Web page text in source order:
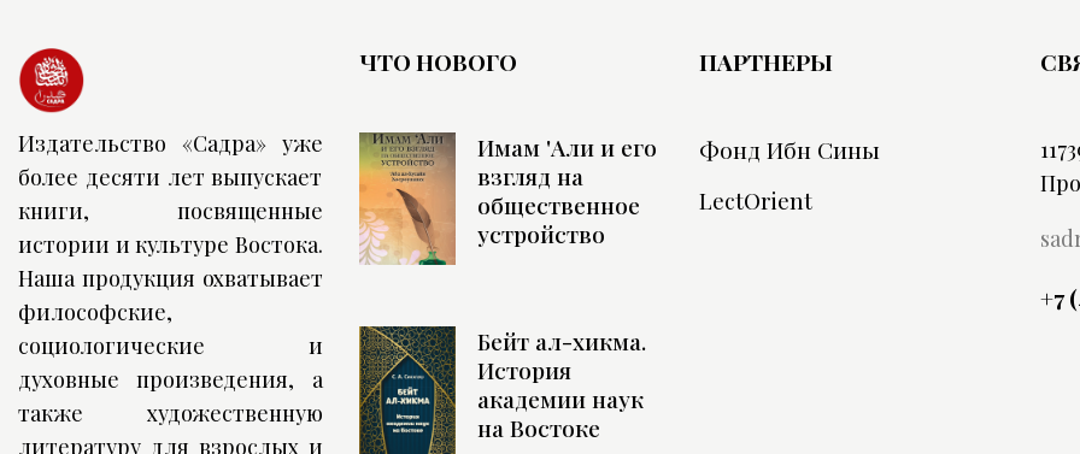
Издательство «Садра» уже
более десяти лет выпускает
книги, посвященные
истории и культуре Востока.
Наша продукция охватывает
философские,
социологические и
духовные произведения, а
также художественную
литературу для взрослых и
ЧТО НОВОГО
Имам 'Али и его
взгляд на
общественное
устройство
Бейт ал-хикма.
История
академии наук
на Востоке
ПАРТНЕРЫ
Фонд Ибн Сины
LectOrient
+7